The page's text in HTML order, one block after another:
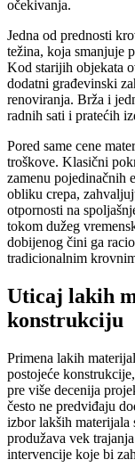
očekivanja.
Jedna od prednosti
težina, koja smanjuje
Kod starijih objekata
dodatni građevinski
renoviranja. Brža i
radnih sati i pratećih
Pored same cene
troškove. Klasični
zamenu pojedinačnih
obliku crepa,
otpornosti na
tokom dužeg
dobijenog čini ga
tradicionalnim
Uticaj lakih
konstrukciju
Primena lakih
postojeće
pre više decenija
često ne predviđaju
izbor lakših materijala
produžava vek
intervencije koje bi